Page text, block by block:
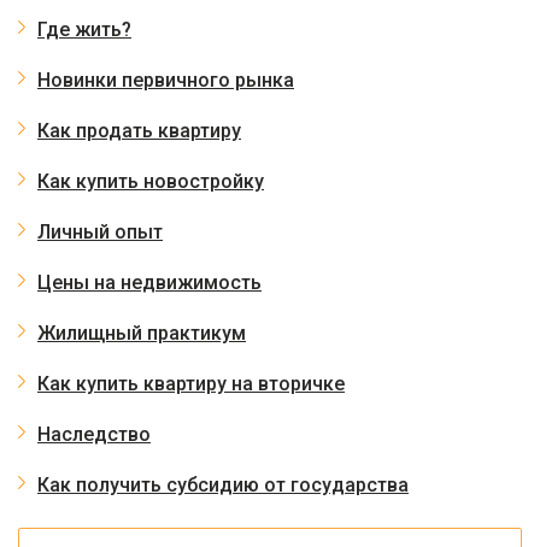
Где жить?
Новинки первичного рынка
Как продать квартиру
Как купить новостройку
Личный опыт
Цены на недвижимость
Жилищный практикум
Как купить квартиру на вторичке
Наследство
Как получить субсидию от государства